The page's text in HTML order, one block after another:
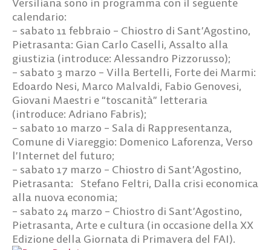
calendario:
– sabato 11 febbraio – Chiostro di Sant’Agostino,
Pietrasanta: Gian Carlo Caselli, Assalto alla
giustizia (introduce: Alessandro Pizzorusso);
– sabato 3 marzo – Villa Bertelli, Forte dei Marmi:
Edoardo Nesi, Marco Malvaldi, Fabio Genovesi,
Giovani Maestri e “toscanità” letteraria
(introduce: Adriano Fabris);
– sabato 10 marzo – Sala di Rappresentanza,
Comune di Viareggio: Domenico Laforenza, Verso
l’Internet del futuro;
– sabato 17 marzo – Chiostro di Sant’Agostino,
Pietrasanta: Stefano Feltri, Dalla crisi economica
alla nuova economia;
– sabato 24 marzo – Chiostro di Sant’Agostino,
Pietrasanta, Arte e cultura (in occasione della XX
Edizione della Giornata di Primavera del FAI).